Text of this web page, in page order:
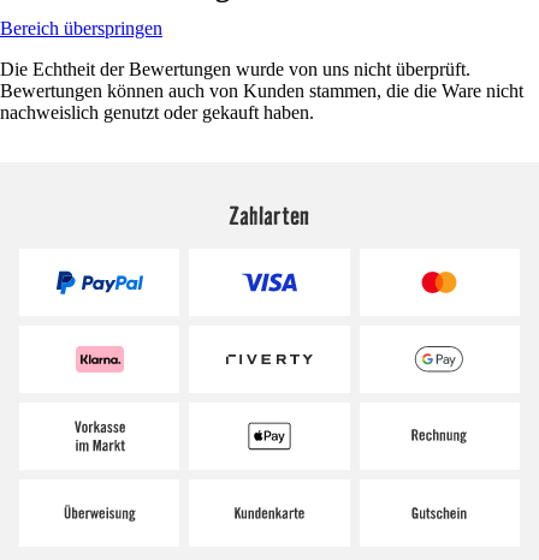
Bereich überspringen
Die Echtheit der Bewertungen wurde von uns nicht überprüft.
Bewertungen können auch von Kunden stammen, die die Ware nicht
nachweislich genutzt oder gekauft haben.
Zahlarten